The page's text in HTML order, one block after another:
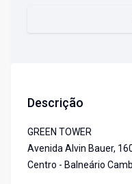
Descrição
GREEN TOWER
Avenida Alvin Bauer,
Centro - Balneário